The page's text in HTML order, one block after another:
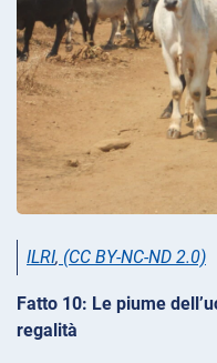
ILRI, (CC BY-NC-ND 2.0)
Fatto 10: Le piume
regalità